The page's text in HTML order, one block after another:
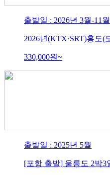
출발일 : 2026년 3월-11월
2026년(KTX·SRT)홍도(
330,000원~
출발일 : 2025년 5월
[포항 출발] 울릉도 2박3